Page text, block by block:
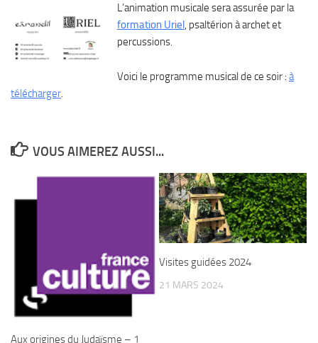
L’animation musicale sera assurée par la
formation Uriel , psaltérion à archet et
percussions.
Voici le programme musical de ce soir : à
télécharger
VOUS AIMEREZ AUSSI...
Aux origines du Judaïsme – 1
Visites guidées 2024
21 MARS 2024